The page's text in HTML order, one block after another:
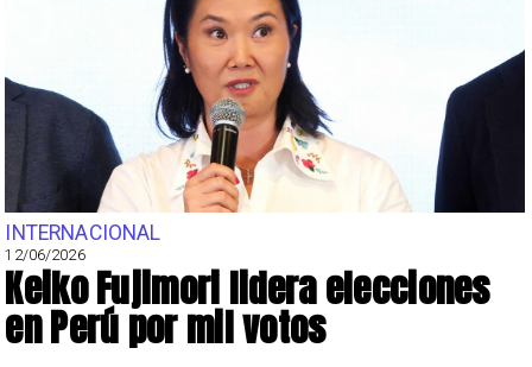
INTERNACIONAL
12/06/2026
Keiko Fujimori lidera elecciones
en Perú por mil votos